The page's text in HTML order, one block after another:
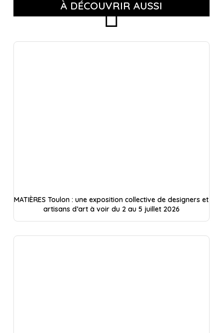
À DÉCOUVRIR AUSSI
MATIÈRES Toulon : une exposition collective de designers et
artisans d’art à voir du 2 au 5 juillet 2026